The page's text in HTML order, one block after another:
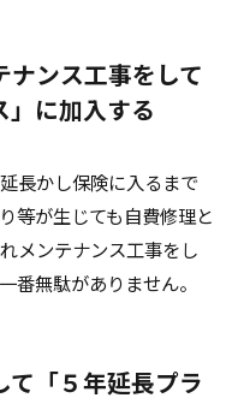
ナンス工事をして
」に加入する
長かし保険に入るまで
等が生じても自費修理と
メンテナンス工事をし
番無駄がありません。
て「５年延長プラ